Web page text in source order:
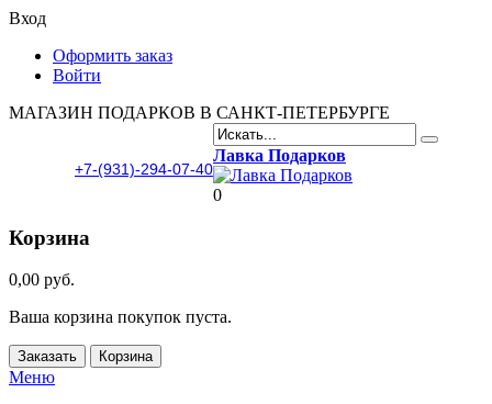
Вход
Оформить заказ
Войти
МАГАЗИН ПОДАРКОВ В САНКТ-ПЕТЕРБУРГЕ
+7-(931)-294-07-40
Лавка Подарков
0
Корзина
0,00 руб.
Ваша корзина покупок пуста.
Заказать Корзина
Меню